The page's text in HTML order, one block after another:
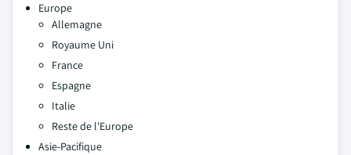
Europe
Allemagne
Royaume Uni
France
Espagne
Italie
Reste de l'Europe
Asie-Pacifique